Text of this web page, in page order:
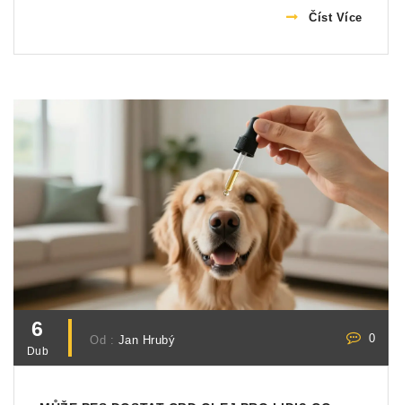
Číst Více
6
Dub
Od : Jan Hrubý 0